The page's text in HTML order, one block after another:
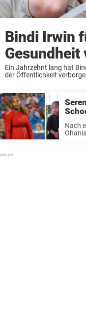
Bindi Irwin
Gesundheit
Ein Jahrzehnt lang hat
der Öffentlichkeit
Nach